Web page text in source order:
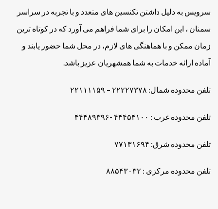
سرویس به دلیل داشتن تکنسین های متعدد و با تجربه در سراسر
سمنان ، این امکان را برای شما فراهم می آورد که در کوتاه ترین
زمان ممکن و با هماهنگی های لازم، در محل شما حضور یابند و
آماده ارائه خدمات به شما همشهریان عزیز باشد.
تلفن محدوده شمال: ۲۲۲۲۷۳۷۸ – ۲۲۱۱۱۱۵۹
تلفن محدوده غرب : ۴۴۴۵۴۱۰۰ -۴۴۴۸۹۳۹۶
تلفن محدوده شرق: ۷۷۱۳۱۶۹۴
تلفن محدوده مرکزی : ۸۸۵۴۳۰۳۲